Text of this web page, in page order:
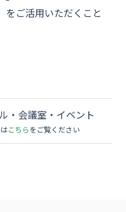
をご活用いただくこと
・会議室・イベント
こちらをご覧ください